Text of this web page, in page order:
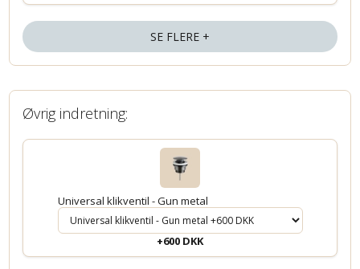
SE FLERE +
Øvrig indretning:
Universal klikventil - Gun metal
+600 DKK